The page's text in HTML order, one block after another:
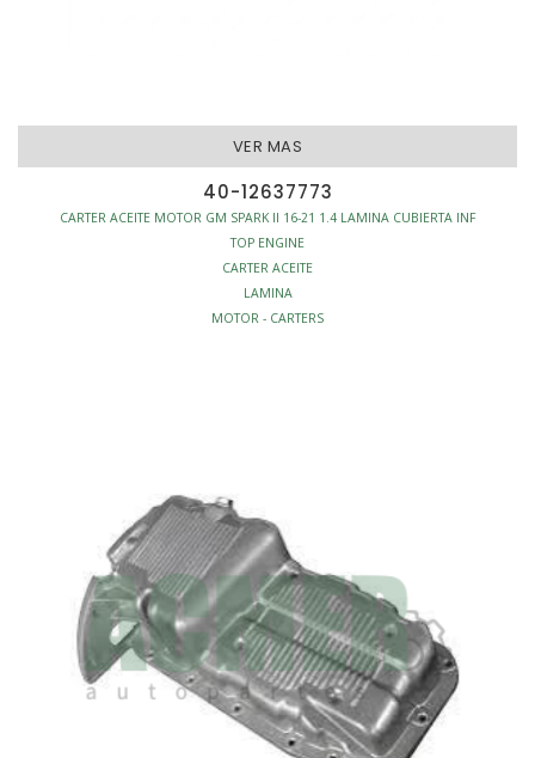
VER MAS
40-12637773
CARTER ACEITE MOTOR GM SPARK II 16-21 1.4 LAMINA CUBIERTA INF
TOP ENGINE
CARTER ACEITE
LAMINA
MOTOR - CARTERS